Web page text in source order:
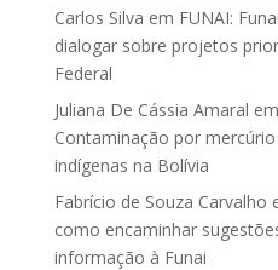
Carlos Silva em FUNAI:
dialogar sobre projetos
Federal
Juliana De Cássia Amaral em
Contaminação por
indígenas na Bolívia
Fabrício de Souza Carvalho
como encaminhar
informação à Funai